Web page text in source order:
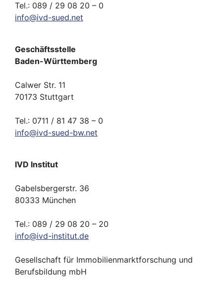
Tel.: 089 / 29 08 20 – 0
info@ivd-sued.net
Geschäftsstelle
Baden-Württemberg
Calwer Str. 11
70173 Stuttgart
Tel.: 0711 / 81 47 38 – 0
info@ivd-sued-bw.net
IVD Institut
Gabelsbergerstr. 36
80333 München
Tel.: 089 / 29 08 20 – 20
info@ivd-institut.de
Gesellschaft für Immobilienmarktforschung und
Berufsbildung mbH